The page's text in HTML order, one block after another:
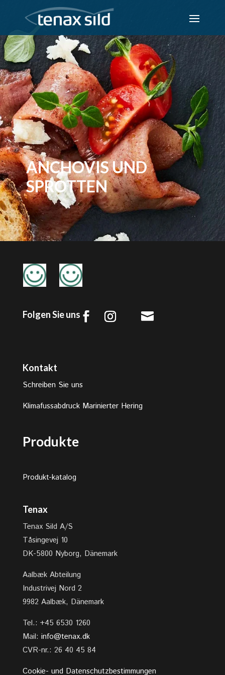
ANCHOVIS UND
SPROTTEN
Folgen Sie uns 
Kontakt
Schreiben Sie uns
Klimafussabdruck Marinierter Hering
Produkte
Produkt-katalog
Tenax
Tenax Sild A/S
Tåsingevej 10
DK-5800 Nyborg, Dänemark
Aalbæk Abteilung
Industrivej Nord 2
9982 Aalbæk, Dänemark
Tel.: +45 6530 1260
Mail: info@tenax.dk
CVR-nr.: 26 40 45 84
Cookie- und Datenschutzbestimmungen